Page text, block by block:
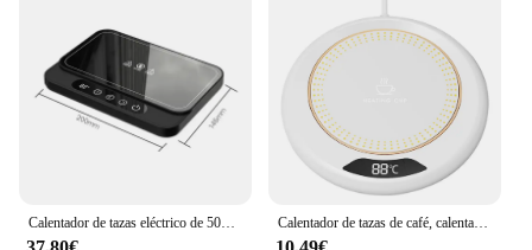
Calentador de tazas eléctrico de 50W, placa caliente de 9 engranajes, calentador de temperatura, posavasos de calefacción, fiambrera, leche, café, hogar y oficina, 220V Calentador de tazas de café, calentador de tazas eléctrico termostático, 3 ajustes de temperatura, apagado automático, posavasos de calefacción inteligente para el hogar y la Oficina